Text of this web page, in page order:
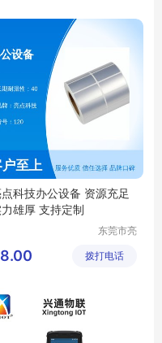
科技办公设备 资源充足
力雄厚 支持定制
东莞市亮
备有限公
8.00 拨打电话